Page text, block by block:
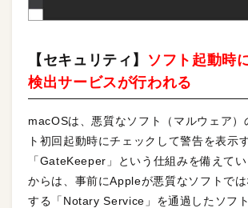
【セキュリティ】 ソフト起動時
検出サービスが行われる
macOSは、悪質なソフト（マルウェア）
ト初回起動時にチェックして警告を表示
「GateKeeper」という仕組みを備えて
からは、事前にAppleが悪質なソフトで
する「Notary Service」を通過したソフト